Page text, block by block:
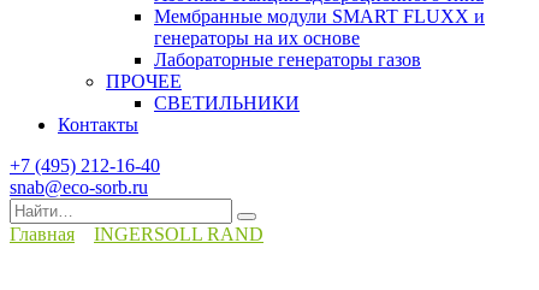
Мембранные модули SMART FLUXX и
генераторы на их основе
Лабораторные генераторы газов
ПРОЧЕЕ
СВЕТИЛЬНИКИ
Контакты
+7 (495) 212-16-40
snab@eco-sorb.ru
Search
for:
Главная INGERSOLL RAND